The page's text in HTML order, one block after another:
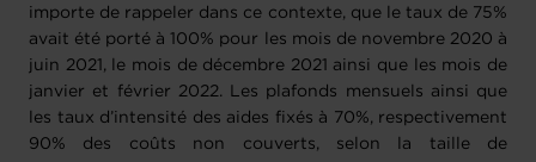
importe de rappeler dans ce contexte, que le taux de 75%
avait été porté à 100% pour les mois de novembre 2020 à
juin 2021, le mois de décembre 2021 ainsi que les mois de
janvier et février 2022. Les plafonds mensuels ainsi que
les taux d’intensité des aides fixés à 70%, respectivement
90% des coûts non couverts, selon la taille de